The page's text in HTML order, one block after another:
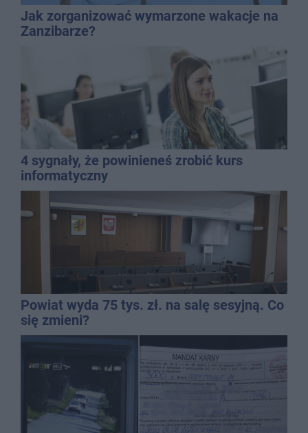
Jak zorganizować wymarzone wakacje na
Zanzibarze?
4 sygnały, że powinieneś zrobić kurs
informatyczny
Powiat wyda 75 tys. zł. na salę sesyjną. Co
się zmieni?